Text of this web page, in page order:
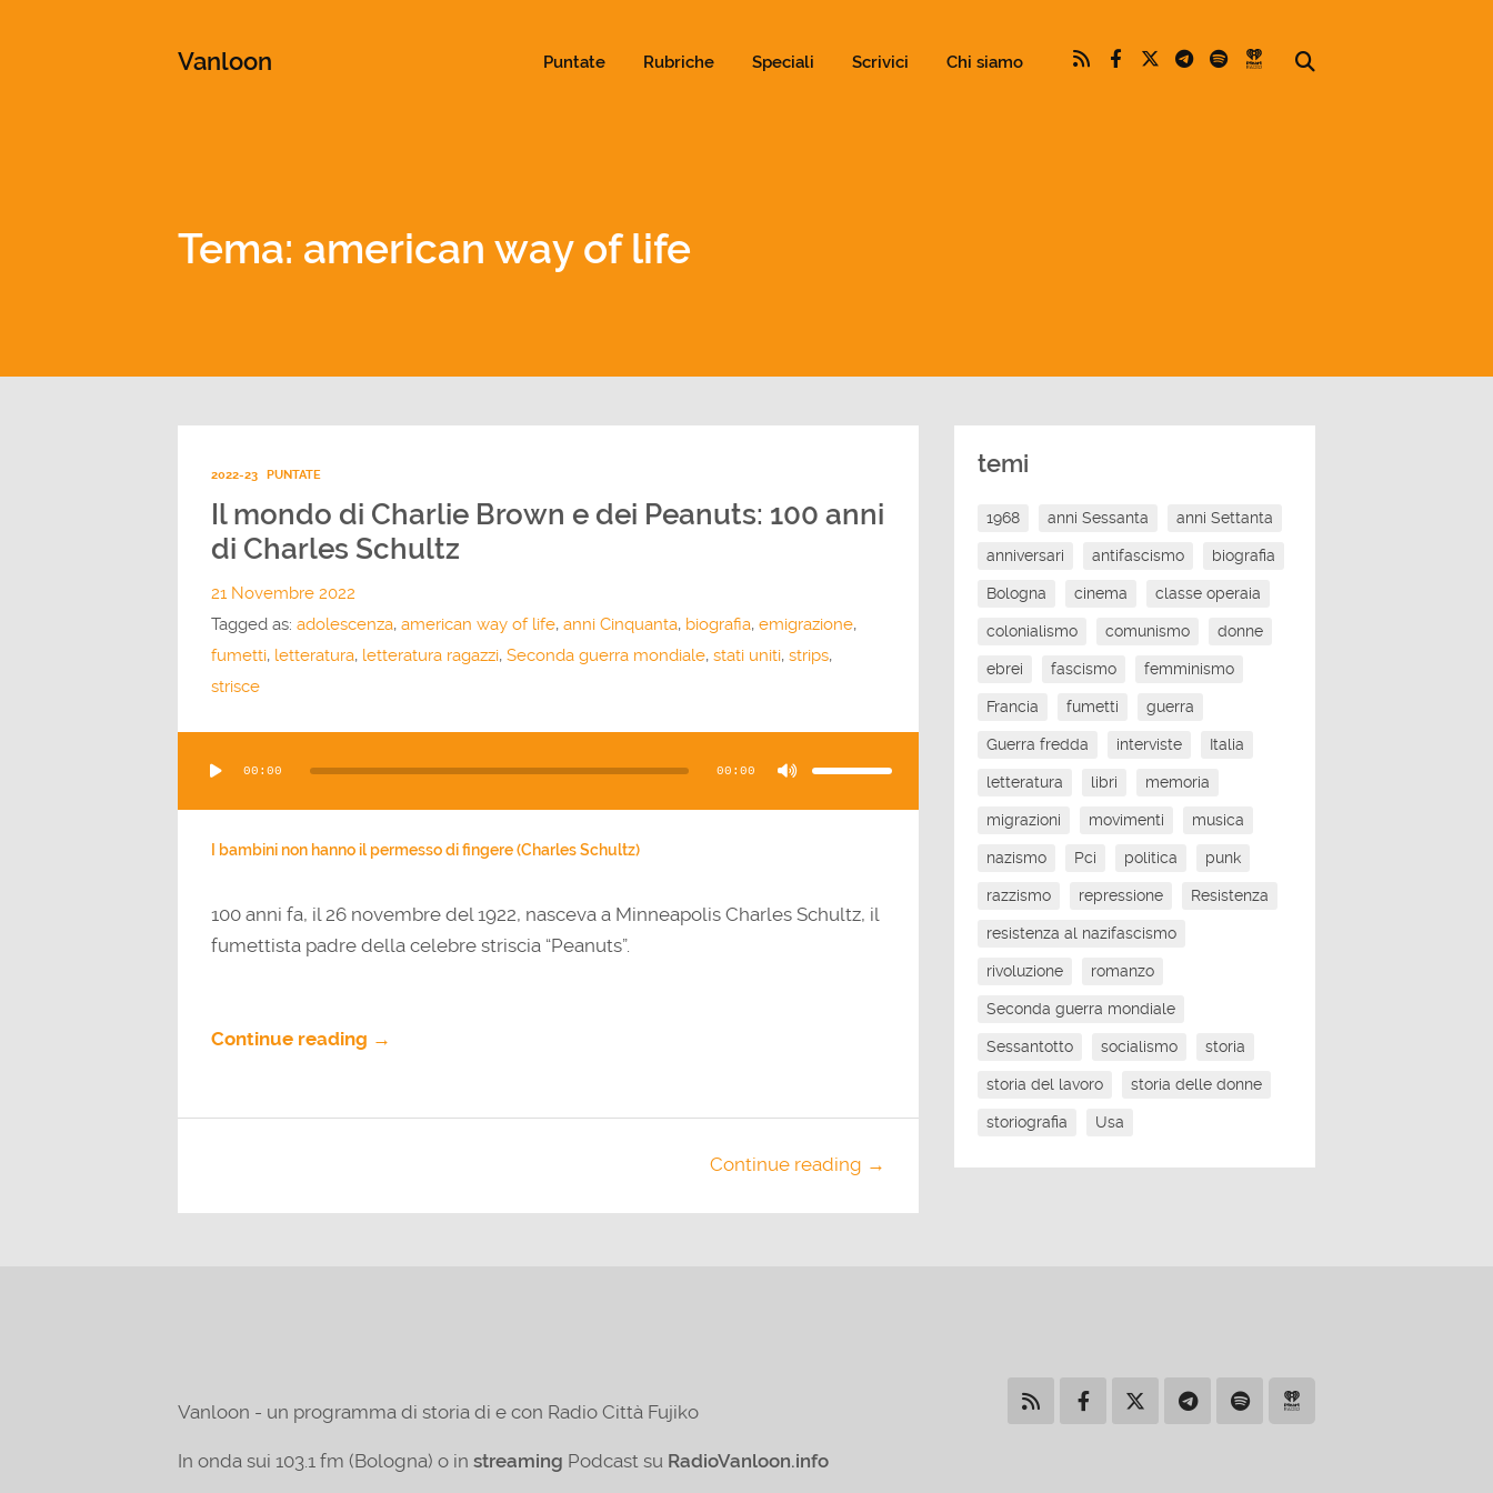
Vanloon Puntate Rubriche Speciali Scrivici Chi siamo
Tema: american way of life
2022-23 PUNTATE
Il mondo di Charlie Brown e dei Peanuts: 100 anni
di Charles Schultz
21 Novembre 2022
Tagged as: adolescenza, american way of life, anni Cinquanta, biografia, emigrazione,
fumetti, letteratura, letteratura ragazzi, Seconda guerra mondiale, stati uniti, strips,
strisce
Player
00:00 00:00
Usa
freccia
aumentare
I bambini non hanno il permesso di fingere (Charles Schultz)
100 anni fa, il 26 novembre del 1922, nasceva a Minneapolis Charles Schultz, il
fumettista padre della celebre striscia “Peanuts”.
Continue reading →
Continue reading →
temi
1968 anni Sessanta anni Settanta
anniversari antifascismo biografia
Bologna cinema classe operaia
colonialismo comunismo donne
ebrei fascismo femminismo
Francia fumetti guerra
Guerra fredda interviste Italia
letteratura libri memoria
migrazioni movimenti musica
nazismo Pci politica punk
razzismo repressione Resistenza
resistenza al nazifascismo
rivoluzione romanzo
Seconda guerra mondiale
Sessantotto socialismo storia
storia del lavoro storia delle donne
storiografia Usa
Vanloon - un programma di storia di e con Radio Città Fujiko
In onda sui 103.1 fm (Bologna) o in streaming Podcast su RadioVanloon.info